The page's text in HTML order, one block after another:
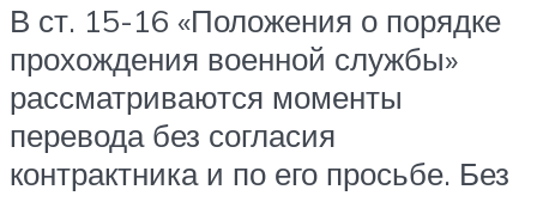
В ст. 15-16 «Положения о порядке
прохождения военной службы»
рассматриваются моменты
перевода без согласия
контрактника и по его просьбе. Без